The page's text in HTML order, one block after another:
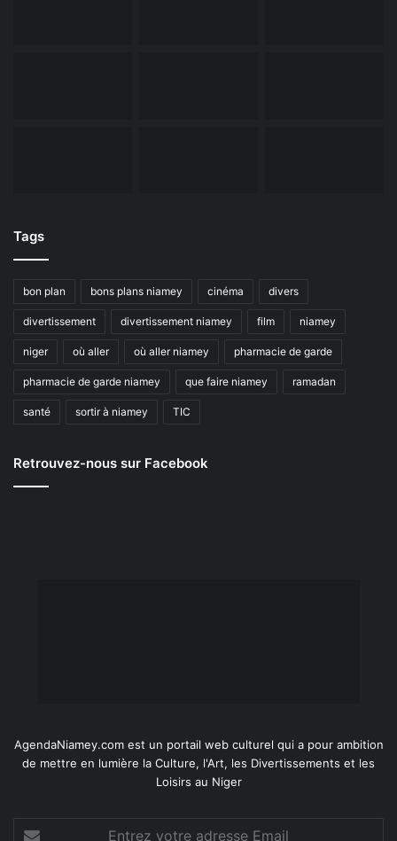
Tags
bon plan bons plans niamey cinéma divers
divertissement divertissement niamey film niamey
niger où aller où aller niamey pharmacie de garde
pharmacie de garde niamey que faire niamey ramadan
santé sortir à niamey TIC
Retrouvez-nous sur Facebook
AgendaNiamey.com est un portail web culturel qui a pour ambition
de mettre en lumière la Culture, l'Art, les Divertissements et les
Loisirs au Niger
Entrez